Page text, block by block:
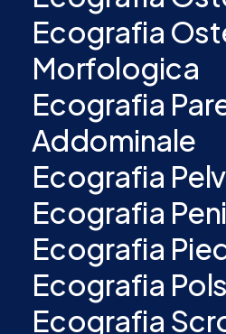
Ecografia
Morfologica
Ecografia
Addominale
Ecografia
Ecografia
Ecografia
Ecografia
Ecografia